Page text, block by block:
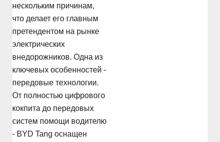
нескольким причинам,
что делает его главным
претендентом на рынке
электрических
внедорожников. Одна из
ключевых особенностей -
передовые технологии.
От полностью цифрового
кокпита до передовых
систем помощи водителю
- BYD Tang оснащен